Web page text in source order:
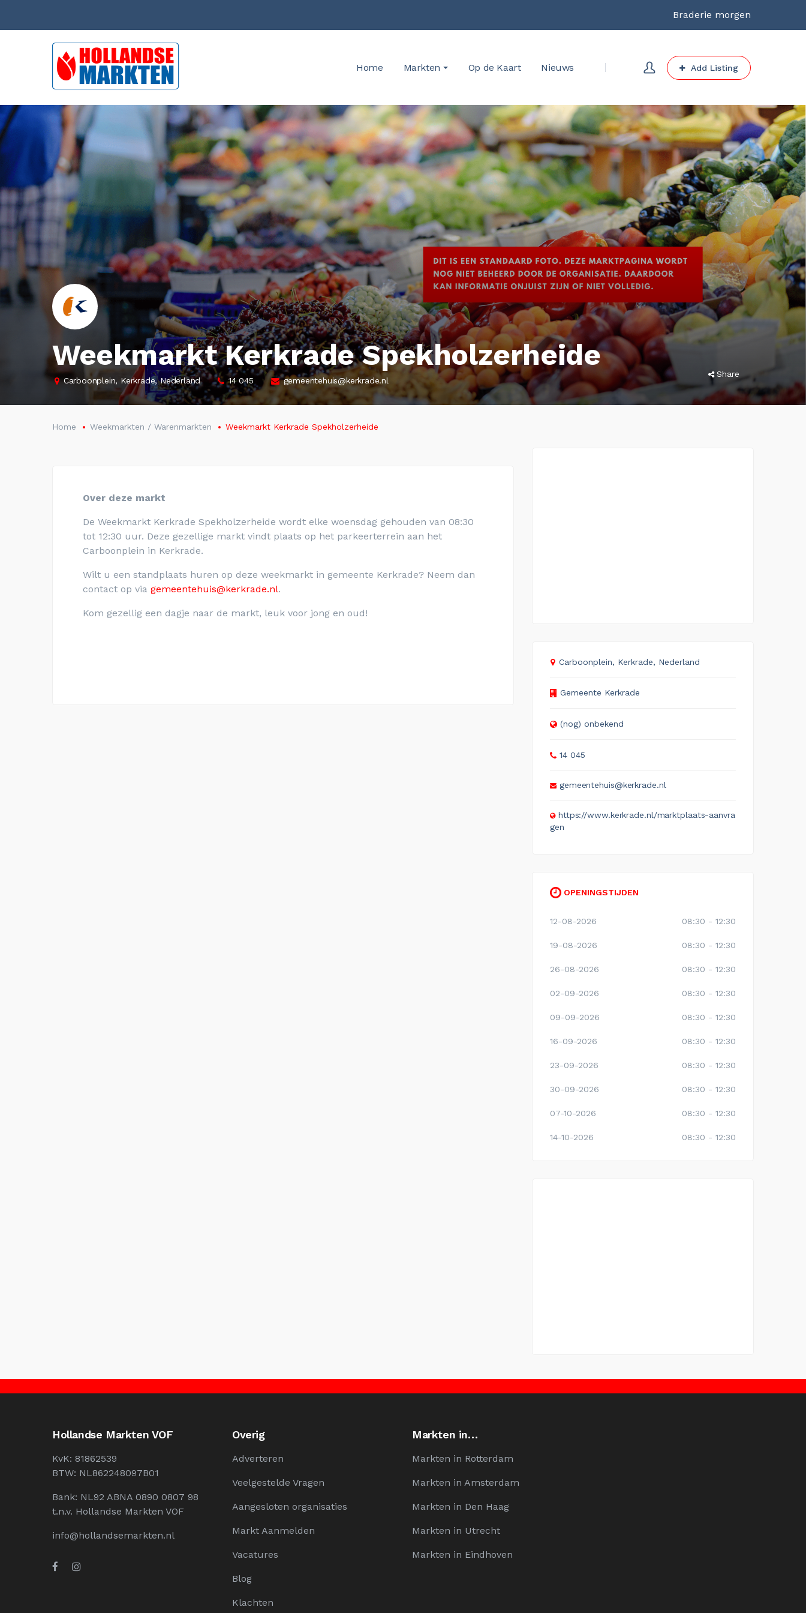
Braderie morgen
Home Markten Op de Kaart Nieuws Add Listing
Weekmarkt Kerkrade Spekholzerheide
Carboonplein, Kerkrade, Nederland 14 045 gemeentehuis@kerkrade.nl
Share
Home Weekmarkten / Warenmarkten Weekmarkt Kerkrade Spekholzerheide
Over deze markt
De Weekmarkt Kerkrade Spekholzerheide wordt elke woensdag gehouden van 08:30
tot 12:30 uur. Deze gezellige markt vindt plaats op het parkeerterrein aan het
Carboonplein in Kerkrade.
Wilt u een standplaats huren op deze weekmarkt in gemeente Kerkrade? Neem dan
contact op via gemeentehuis@kerkrade.nl.
Kom gezellig een dagje naar de markt, leuk voor jong en oud!
Carboonplein, Kerkrade, Nederland
Gemeente Kerkrade
(nog) onbekend
14 045
gemeentehuis@kerkrade.nl
https://www.kerkrade.nl/marktplaats-aanvra
gen
OPENINGSTIJDEN
12-08-2026 08:30 - 12:30
19-08-2026 08:30 - 12:30
26-08-2026 08:30 - 12:30
02-09-2026 08:30 - 12:30
09-09-2026 08:30 - 12:30
16-09-2026 08:30 - 12:30
23-09-2026 08:30 - 12:30
30-09-2026 08:30 - 12:30
07-10-2026 08:30 - 12:30
14-10-2026 08:30 - 12:30
Hollandse Markten VOF
KvK: 81862539
BTW: NL862248097B01
Bank: NL92 ABNA 0890 0807 98
t.n.v. Hollandse Markten VOF
info@hollandsemarkten.nl
Overig
Adverteren
Veelgestelde Vragen
Aangesloten organisaties
Markt Aanmelden
Vacatures
Blog
Klachten
Markten in…
Markten in Rotterdam
Markten in Amsterdam
Markten in Den Haag
Markten in Utrecht
Markten in Eindhoven